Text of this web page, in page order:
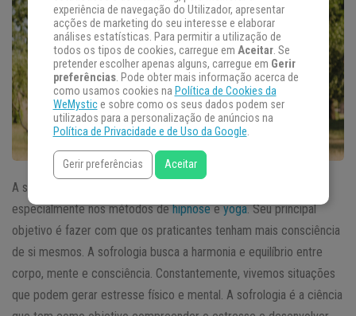
A sofrologia é uma técnica que nasceu em 1960, baseada
especialmente nos métodos dehipnoseeyoga. Seu principal
objetivo é fazer com que os praticantes tenham mais consciência
de si mesmos. A sofrologia busca a harmonia e equilíbrio entre
corpo, mente e consciência. Constantemente, vivemos situações
que podem gerar estresse físico e mental. A sofrologia é a ciência
experiência de navegação do Utilizador, apresentar
acções de marketing do seu interesse e elaborar
análises estatísticas. Para permitir a utilização de
todos os tipos de cookies, carregue em Aceitar. Se
pretender escolher apenas alguns, carregue em Gerir
preferências. Pode obter mais informação acerca de
como usamos cookies na Política de Cookies da
WeMystice sobre como os seus dados podem ser
utilizados para a personalização de anúncios na
Política de Privacidade e de Uso da Google.
Gerir preferências Aceitar